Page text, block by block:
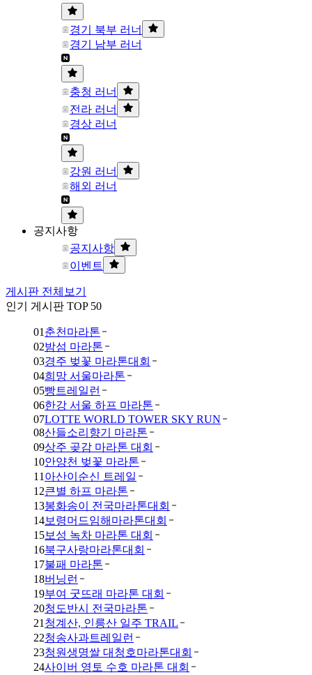
경기 북부 러너
경기 남부 러너
충청 러너
전라 러너
경상 러너
강원 러너
해외 러너
공지사항
공지사항
이벤트
게시판 전체보기
인기 게시판 TOP 50
01 춘천마라톤
02밤섬 마라톤
03경주 벚꽃 마라톤대회
04희망 서울마라톤
05빵트레일런
06한강 서울 하프 마라톤
07LOTTE WORLD TOWER SKY RUN
08산들소리향기 마라톤
09상주 곶감 마라톤 대회
10안양천 벚꽃 마라톤
11 아산이순신 트레일
12큰별 하프 마라톤
13봉화송이 전국마라톤대회
14보령머드임해마라톤대회
15보성 녹차 마라톤 대회
16북구사랑마라톤대회
17불패 마라톤
18버닝런
19부여 굿뜨래 마라톤 대회
20청도반시 전국마라톤
21 청계산, 인릉산 일주 TRAIL
22청송사과트레일런
23청원생명쌀 대청호마라톤대회
24사이버 영토 수호 마라톤 대회